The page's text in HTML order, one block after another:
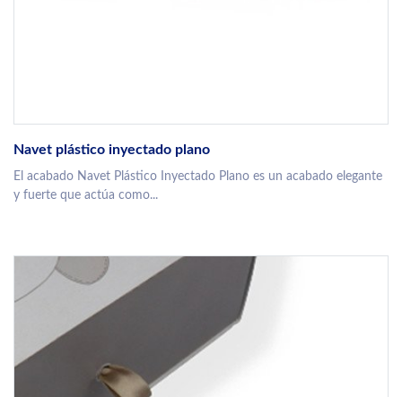
Navet plástico inyectado plano
El acabado Navet Plástico Inyectado Plano es un acabado elegante
y fuerte que actúa como...